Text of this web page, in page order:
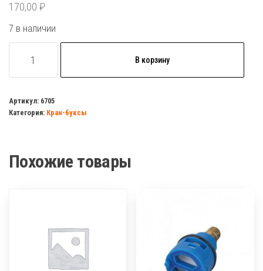
170,00 ₽
7 в наличии
товара
букса
Germany
20шлицов
В корзину
Артикул: 6705
Категория: Кран-буксы
Похожие товары